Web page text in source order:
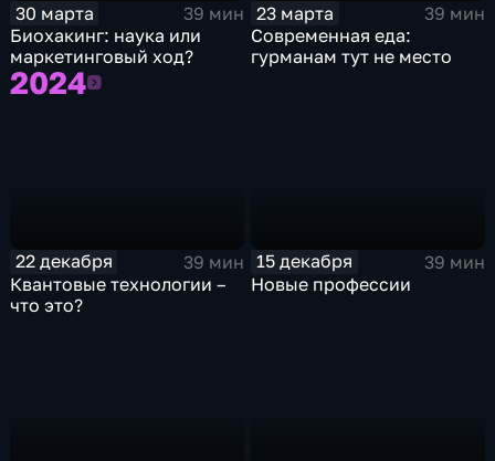
30 марта
39 мин
Биохакинг: наука или
маркетинговый ход?
23 марта
39 мин
Современная еда:
гурманам тут не место
20242024
22 декабря
39 мин
Квантовые технологии –
что это?
15 декабря
39 мин
Новые профессии